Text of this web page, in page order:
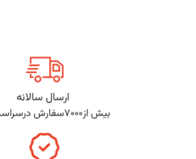
ارسال سالانه
بیش از7000سفارش درسراسر ایران